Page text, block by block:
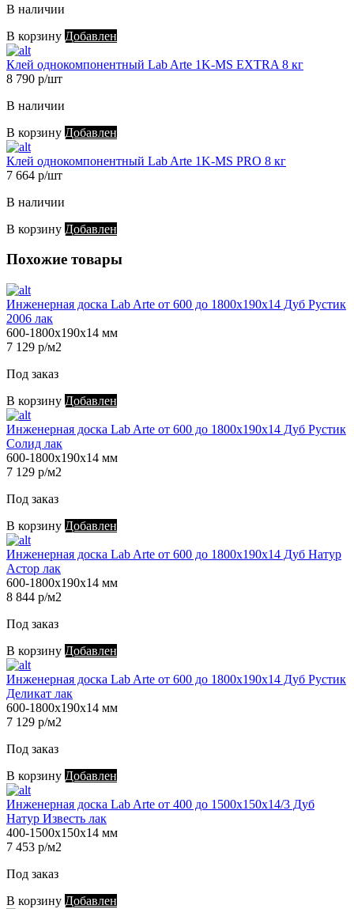
В наличии
В корзину Добавлен
Клей однокомпонентный Lab Arte 1K-MS EXTRA 8 кг
8 790 р/шт
В наличии
В корзину Добавлен
Клей однокомпонентный Lab Arte 1K-MS PRO 8 кг
7 664 р/шт
В наличии
В корзину Добавлен
Похожие товары
Инженерная доска Lab Arte от 600 до 1800х190х14 Дуб Рустик
2006 лак
600-1800х190х14 мм
7 129 р/м2
Под заказ
В корзину Добавлен
Инженерная доска Lab Arte от 600 до 1800х190х14 Дуб Рустик
Солид лак
600-1800х190х14 мм
7 129 р/м2
Под заказ
В корзину Добавлен
Инженерная доска Lab Arte от 600 до 1800х190х14 Дуб Натур
Астор лак
600-1800х190х14 мм
8 844 р/м2
Под заказ
В корзину Добавлен
Инженерная доска Lab Arte от 600 до 1800х190х14 Дуб Рустик
Деликат лак
600-1800х190х14 мм
7 129 р/м2
Под заказ
В корзину Добавлен
Инженерная доска Lab Arte от 400 до 1500х150х14/3 Дуб
Натур Известь лак
400-1500х150х14 мм
7 453 р/м2
Под заказ
В корзину Добавлен